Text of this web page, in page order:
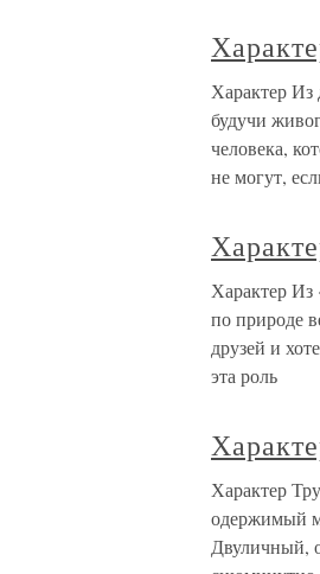
Характер Из
будучи
человека,
не могут,
Характер Из
по природе
друзей и
эта роль
Характер
одержимый
Двуличный,